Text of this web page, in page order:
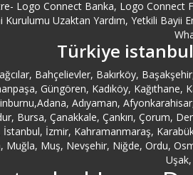
Logo Connect Banka, Logo Connect
Kurulumu Uzaktan Yardım, Yetkili
Türkiye
Bahçelievler, Bakırköy,
Güngören, Kadıköy,
Adıyaman,
Bursa, Çanakkale, Çankırı, Çorum,
İzmir, Kahramanmaraş,
Muş, Nevşehir, Niğde, Ordu,